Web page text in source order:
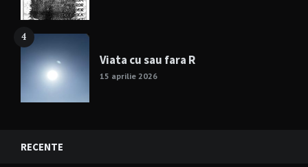
4
Viata cu sau fara R
15 aprilie 2026
RECENTE